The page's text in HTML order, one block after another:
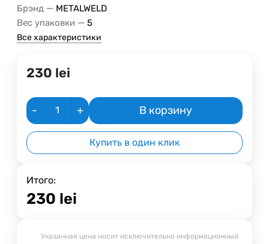
Брэнд — METALWELD
Вес упаковки — 5
Все характеристики
230 lei
- + В корзину
Купить в один клик
Итого:
230 lei
Указанная цена носит исключительно информационный